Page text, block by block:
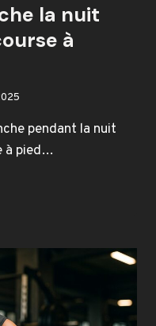
la nuit
à
pendant la nuit
à pied…